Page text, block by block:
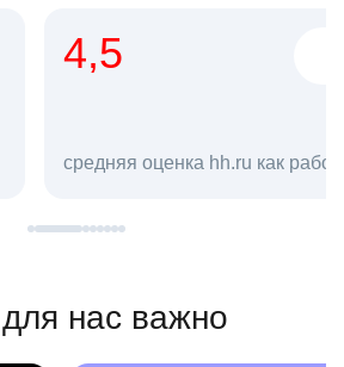
как работодателя **
в hh.ru
нас важно